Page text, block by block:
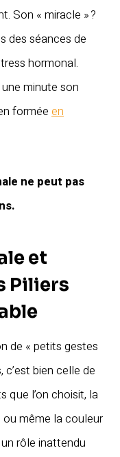
Son « miracle » ?
des séances de
hormonal.
minute son
formée en
ne peut pas
et
Piliers
de « petits gestes
bien celle de
que l’on choisit, la
même la couleur
rôle inattendu